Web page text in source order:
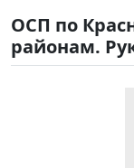
ОСП по
районам.